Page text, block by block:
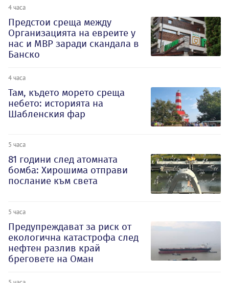
4 часа
Предстои среща между
Организацията на евреите у
нас и МВР заради скандала в
Банско
4 часа
Там, където морето среща
небето: историята на
Шабленския фар
5 часа
81 години след атомната
бомба: Хирошима отправи
послание към света
5 часа
Предупреждават за риск от
екологична катастрофа след
нефтен разлив край
бреговете на Оман